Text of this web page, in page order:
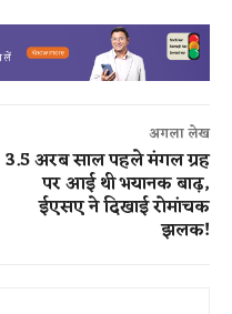
अगला लेख
3.5 अरब साल पहले मंगल ग्रह
पर आई थी भयानक बाढ़,
ईएसए ने दिखाई रोमांचक
झलक!